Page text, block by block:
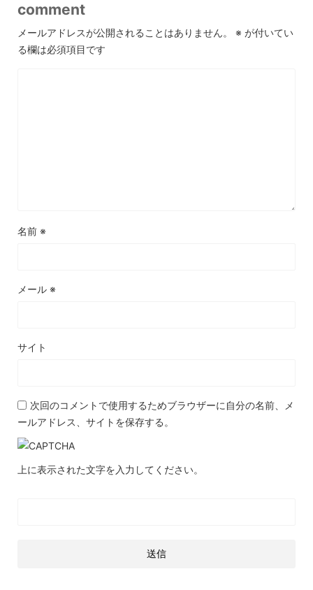
comment
メールアドレスが公開されることはありません。 ※ が付いてい
る欄は必須項目です
名前 ※
メール ※
サイト
次回のコメントで使用するためブラウザーに自分の名前、メ
ールアドレス、サイトを保存する。
上に表示された文字を入力してください。